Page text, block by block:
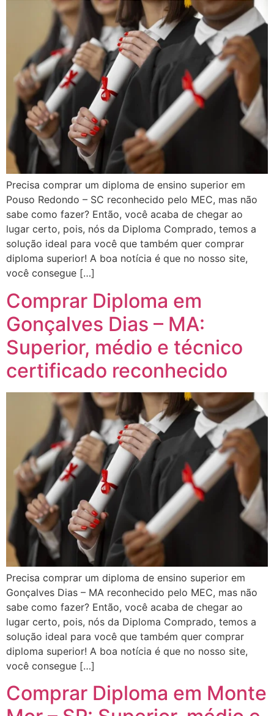
Precisa comprar um diploma de ensino superior em
Pouso Redondo – SC reconhecido pelo MEC, mas não
sabe como fazer? Então, você acaba de chegar ao
lugar certo, pois, nós da Diploma Comprado, temos a
solução ideal para você que também quer comprar
diploma superior! A boa notícia é que no nosso site,
você consegue […]
Comprar Diploma em
Gonçalves Dias – MA:
Superior, médio e técnico
certificado reconhecido
Precisa comprar um diploma de ensino superior em
Gonçalves Dias – MA reconhecido pelo MEC, mas não
sabe como fazer? Então, você acaba de chegar ao
lugar certo, pois, nós da Diploma Comprado, temos a
solução ideal para você que também quer comprar
diploma superior! A boa notícia é que no nosso site,
você consegue […]
Comprar Diploma em Monte